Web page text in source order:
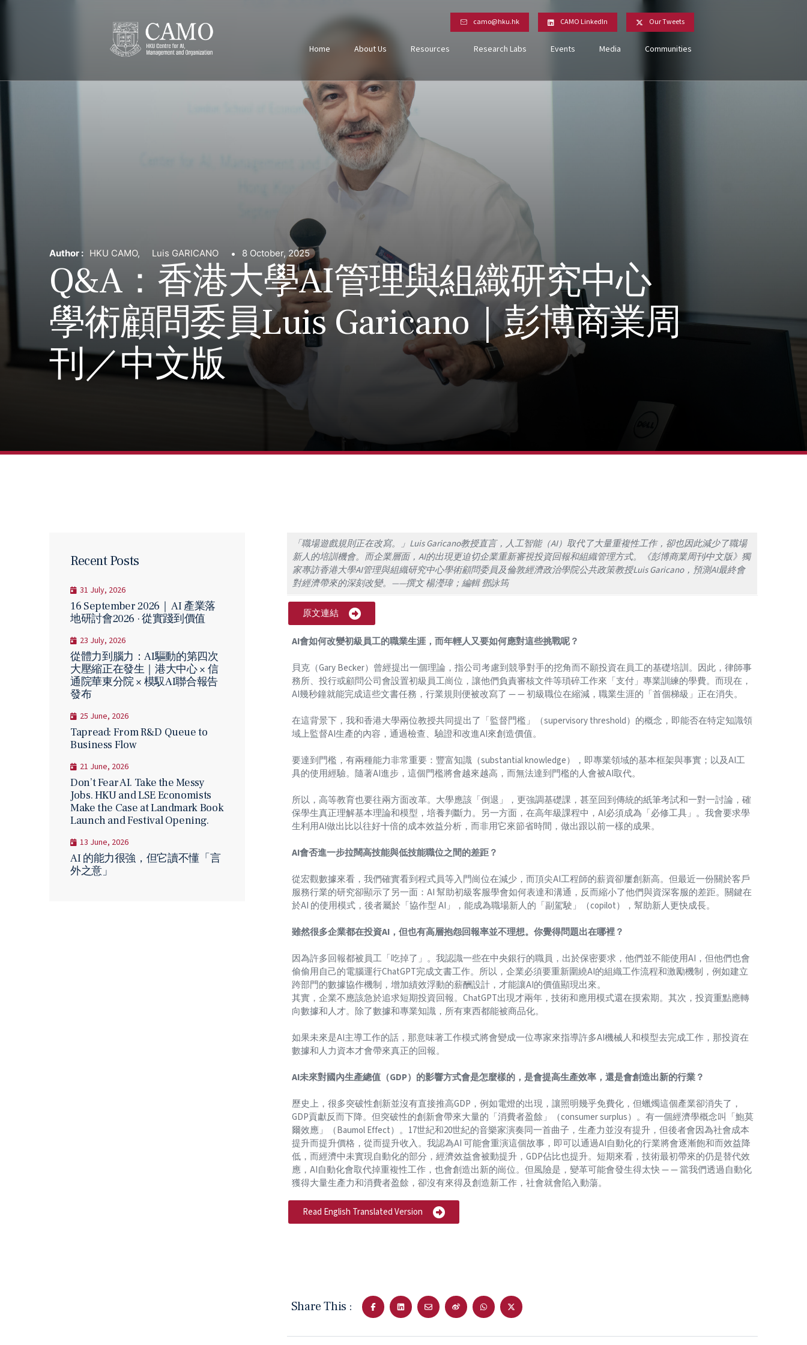
camo@hku.hk CAMO LinkedIn Our Tweets
Home About Us Resources Research Labs Events Media Communities
Author : HKU CAMO, Luis GARICANO 8 October, 2025
Q&A：香港大學AI管理與組織研究中心
學術顧問委員Luis Garicano｜彭博商業周
刊／中文版
Recent Posts
31 July, 2026
16 September 2026｜ AI 產業落
地研討會2026 · 從實踐到價值
23 July, 2026
從體力到腦力：AI驅動的第四次
大壓縮正在發生｜港大中心 × 信
通院華東分院 × 模馭AI聯合報告
發布
25 June, 2026
Tapread: From R&D Queue to
Business Flow
21 June, 2026
Don’t Fear AI. Take the Messy
Jobs. HKU and LSE Economists
Make the Case at Landmark Book
Launch and Festival Opening.
13 June, 2026
AI 的能力很強，但它讀不懂「言
外之意」
「職場遊戲規則正在改寫。」Luis Garicano教授直言，人工智能（AI）取代了大量重複性工作，卻也因此減少了職場
新人的培訓機會。而企業層面，AI的出現更迫切企業重新審視投資回報和組織管理方式。《彭博商業周刊∕中文版》獨
家專訪香港大學AI管理與組織研究中心學術顧問委員及倫敦經濟政治學院公共政策教授Luis Garicano，預測AI最終會
對經濟帶來的深刻改變。——撰文 楊瀅瑋；編輯 鄧詠筠
原文連結
AI會如何改變初級員工的職業生涯，而年輕人又要如何應對這些挑戰呢？
貝克（Gary Becker）曾經提出一個理論，指公司考慮到競爭對手的挖角而不願投資在員工的基礎培訓。因此，律師事
務所、投行或顧問公司會設置初級員工崗位，讓他們負責審核文件等瑣碎工作來「支付」專業訓練的學費。而現在，
AI幾秒鐘就能完成這些文書任務，行業規則便被改寫了 — — 初級職位在縮減，職業生涯的「首個梯級」正在消失。
在這背景下，我和香港大學兩位教授共同提出了「監督門檻」（supervisory threshold）的概念，即能否在特定知識領
域上監督AI生產的內容，通過檢查、驗證和改進AI來創造價值。
要達到門檻，有兩種能力非常重要：豐富知識（substantial knowledge），即專業領域的基本框架與事實；以及AI工
具的使用經驗。隨著AI進步，這個門檻將會越來越高，而無法達到門檻的人會被AI取代。
所以，高等教育也要往兩方面改革。大學應該「倒退」，更強調基礎課，甚至回到傳統的紙筆考試和一對一討論，確
保學生真正理解基本理論和模型，培養判斷力。另一方面，在高年級課程中，AI必須成為「必修工具」。我會要求學
生利用AI做出比以往好十倍的成本效益分析，而非用它來節省時間，做出跟以前一樣的成果。
AI會否進一步拉闊高技能與低技能職位之間的差距？
從宏觀數據來看，我們確實看到程式員等入門崗位在減少，而頂尖AI工程師的薪資卻屢創新高。但最近一份關於客戶
服務行業的研究卻顯示了另一面：AI 幫助初級客服學會如何表達和溝通，反而縮小了他們與資深客服的差距。關鍵在
於AI 的使用模式，後者屬於「協作型 AI」，能成為職場新人的「副駕駛」（copilot），幫助新人更快成長。
雖然很多企業都在投資AI，但也有高層抱怨回報率並不理想。你覺得問題出在哪裡？
因為許多回報都被員工「吃掉了」。我認識一些在中央銀行的職員，出於保密要求，他們並不能使用AI，但他們也會
偷偷用自己的電腦運行ChatGPT完成文書工作。所以，企業必須要重新圍繞AI的組織工作流程和激勵機制，例如建立
跨部門的數據協作機制，增加績效浮動的薪酬設計，才能讓AI的價值顯現出來。
其實，企業不應該急於追求短期投資回報。ChatGPT出現才兩年，技術和應用模式還在摸索期。其次，投資重點應轉
向數據和人才。除了數據和專業知識，所有東西都能被商品化。
如果未來是AI主導工作的話，那意味著工作模式將會變成一位專家來指導許多AI機械人和模型去完成工作，那投資在
數據和人力資本才會帶來真正的回報。
AI未來對國內生產總值（GDP）的影響方式會是怎麼樣的，是會提高生產效率，還是會創造出新的行業？
歷史上，很多突破性創新並沒有直接推高GDP，例如電燈的出現，讓照明幾乎免費化，但蠟燭這個產業卻消失了，
GDP貢獻反而下降。但突破性的創新會帶來大量的「消費者盈餘」（consumer surplus）。有一個經濟學概念叫「鮑莫
爾效應」（Baumol Effect）。17世紀和20世紀的音樂家演奏同一首曲子，生產力並沒有提升，但後者會因為社會成本
提升而提升價格，從而提升收入。我認為AI 可能會重演這個故事，即可以通過AI自動化的行業將會逐漸飽和而效益降
低，而經濟中未實現自動化的部分，經濟效益會被動提升，GDP佔比也提升。短期來看，技術最初帶來的仍是替代效
應，AI自動化會取代掉重複性工作，也會創造出新的崗位。但風險是，變革可能會發生得太快 — — 當我們透過自動化
獲得大量生產力和消費者盈餘，卻沒有來得及創造新工作，社會就會陷入動蕩。
Read English Translated Version
Share This :